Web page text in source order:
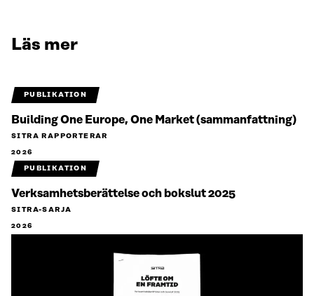
Läs mer
PUBLIKATION
Building One Europe, One Market (sammanfattning)
SITRA RAPPORTERAR
2026
PUBLIKATION
Verksamhetsberättelse och bokslut 2025
SITRA-SARJA
2026